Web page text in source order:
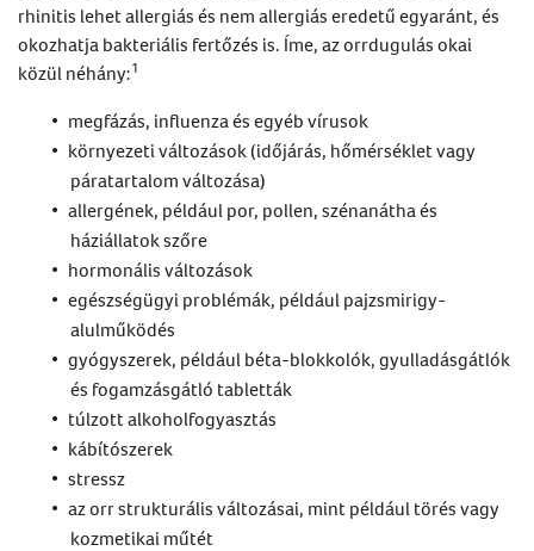
rhinitis lehet allergiás és nem allergiás eredetű egyaránt, és
okozhatja bakteriális fertőzés is. Íme, az orrdugulás okai
közül néhány:1
megfázás, influenza és egyéb vírusok
környezeti változások (időjárás, hőmérséklet vagy
páratartalom változása)
allergének, például por, pollen, szénanátha és
háziállatok szőre
hormonális változások
egészségügyi problémák, például pajzsmirigy-
alulműködés
gyógyszerek, például béta-blokkolók, gyulladásgátlók
és fogamzásgátló tabletták
túlzott alkoholfogyasztás
kábítószerek
stressz
az orr strukturális változásai, mint például törés vagy
kozmetikai műtét